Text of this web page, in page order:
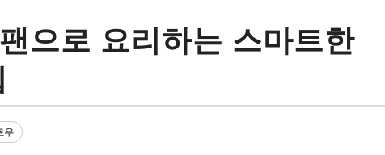
으로 요리하는 스마트한
우